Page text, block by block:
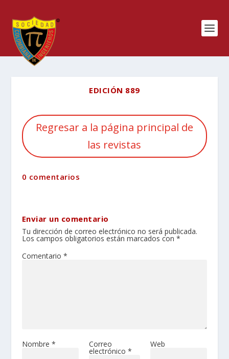
EDICIÓN 889
Regresar a la página principal de
las revistas
0 comentarios
Enviar un comentario
Tu dirección de correo electrónico no será publicada.
Los campos obligatorios están marcados con *
Comentario *
Nombre * Correo
electrónico *
Web